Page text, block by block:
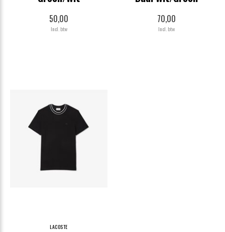
50,00
Incl. btw
70,00
Incl. btw
LACOSTE